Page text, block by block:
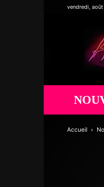
vendredi,
Accueil